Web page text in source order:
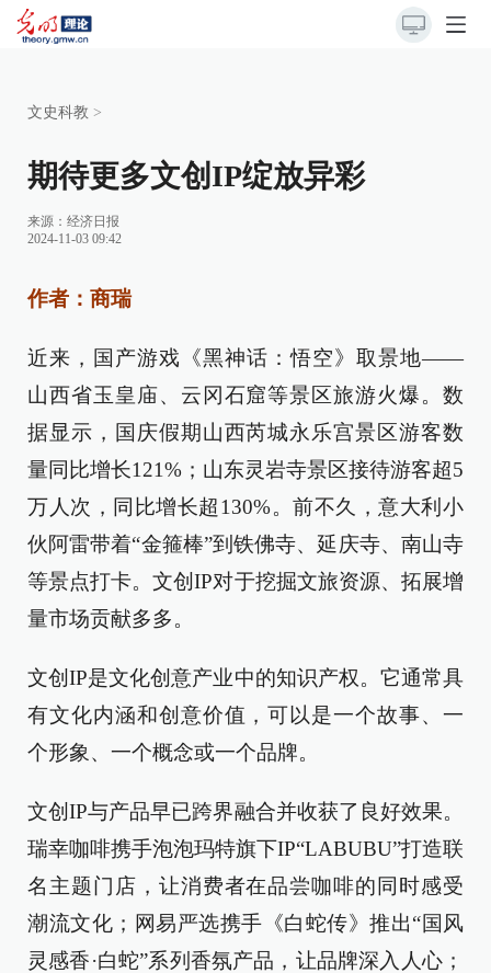
文史科教 >
期待更多文创IP绽放异彩
来源： 经济日报
2024-11-03 09:42
作者：商瑞
近来，国产游戏《黑神话：悟空》取景地——
山西省玉皇庙、云冈石窟等景区旅游火爆。数
据显示，国庆假期山西芮城永乐宫景区游客数
量同比增长121%；山东灵岩寺景区接待游客超5
万人次，同比增长超130%。前不久，意大利小
伙阿雷带着“金箍棒”到铁佛寺、延庆寺、南山寺
等景点打卡。文创IP对于挖掘文旅资源、拓展增
量市场贡献多多。
文创IP是文化创意产业中的知识产权。它通常具
有文化内涵和创意价值，可以是一个故事、一
个形象、一个概念或一个品牌。
文创IP与产品早已跨界融合并收获了良好效果。
瑞幸咖啡携手泡泡玛特旗下IP“LABUBU”打造联
名主题门店，让消费者在品尝咖啡的同时感受
潮流文化；网易严选携手《白蛇传》推出“国风
灵感香·白蛇”系列香氛产品，让品牌深入人心；